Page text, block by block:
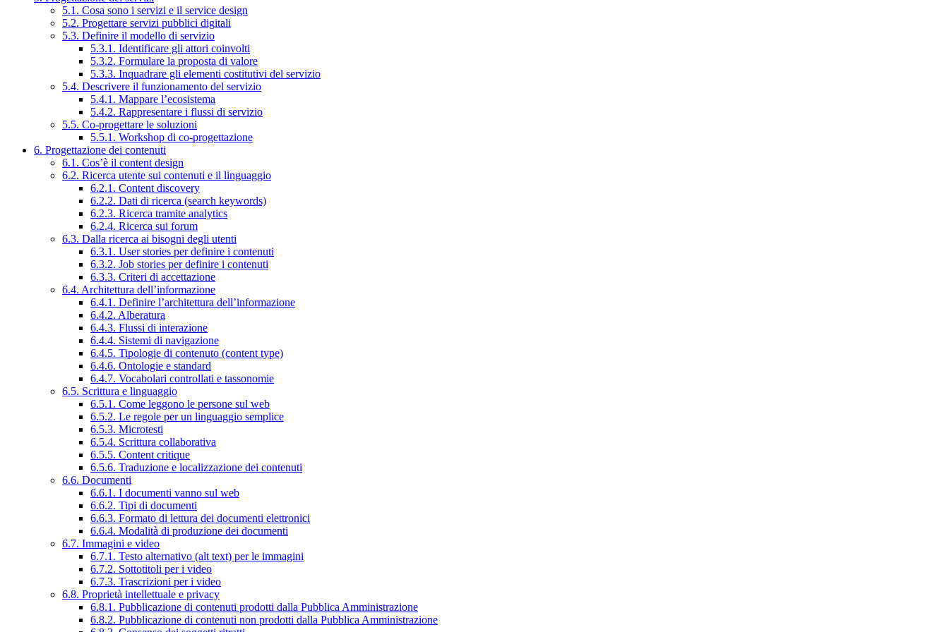
5.1. Cosa sono i servizi e il service design
5.2. Progettare servizi pubblici digitali
5.3. Definire il modello di servizio
5.3.1. Identificare gli attori coinvolti
5.3.2. Formulare la proposta di valore
5.3.3. Inquadrare gli elementi costitutivi del servizio
5.4. Descrivere il funzionamento del servizio
5.4.1. Mappare l’ecosistema
5.4.2. Rappresentare i flussi di servizio
5.5. Co-progettare le soluzioni
5.5.1. Workshop di co-progettazione
6. Progettazione dei contenuti
6.1. Cos’è il content design
6.2. Ricerca utente sui contenuti e il linguaggio
6.2.1. Content discovery
6.2.2. Dati di ricerca (search keywords)
6.2.3. Ricerca tramite analytics
6.2.4. Ricerca sui forum
6.3. Dalla ricerca ai bisogni degli utenti
6.3.1. User stories per definire i contenuti
6.3.2. Job stories per definire i contenuti
6.3.3. Criteri di accettazione
6.4. Architettura dell’informazione
6.4.1. Definire l’architettura dell’informazione
6.4.2. Alberatura
6.4.3. Flussi di interazione
6.4.4. Sistemi di navigazione
6.4.5. Tipologie di contenuto (content type)
6.4.6. Ontologie e standard
6.4.7. Vocabolari controllati e tassonomie
6.5. Scrittura e linguaggio
6.5.1. Come leggono le persone sul web
6.5.2. Le regole per un linguaggio semplice
6.5.3. Microtesti
6.5.4. Scrittura collaborativa
6.5.5. Content critique
6.5.6. Traduzione e localizzazione dei contenuti
6.6. Documenti
6.6.1. I documenti vanno sul web
6.6.2. Tipi di documenti
6.6.3. Formato di lettura dei documenti elettronici
6.6.4. Modalità di produzione dei documenti
6.7. Immagini e video
6.7.1. Testo alternativo (alt text) per le immagini
6.7.2. Sottotitoli per i video
6.7.3. Trascrizioni per i video
6.8. Proprietà intellettuale e privacy
6.8.1. Pubblicazione di contenuti prodotti dalla Pubblica Amministrazione
6.8.2. Pubblicazione di contenuti non prodotti dalla Pubblica Amministrazione